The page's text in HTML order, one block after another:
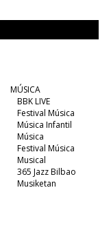
MÚSICA
BBK LIVE
Festival Música
Música Infantil
Música
Festival Música
Musical
365 Jazz Bilbao
Musiketan